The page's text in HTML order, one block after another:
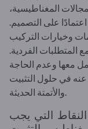
المغناطيسية،
اعتمادًا على التصميم.
وخيارات التركيب
المتطلبات الفردية.
معها وعدم الحاجة
عنه في حلول التثبيت
والأتمتة الحديثة.
التي يجب